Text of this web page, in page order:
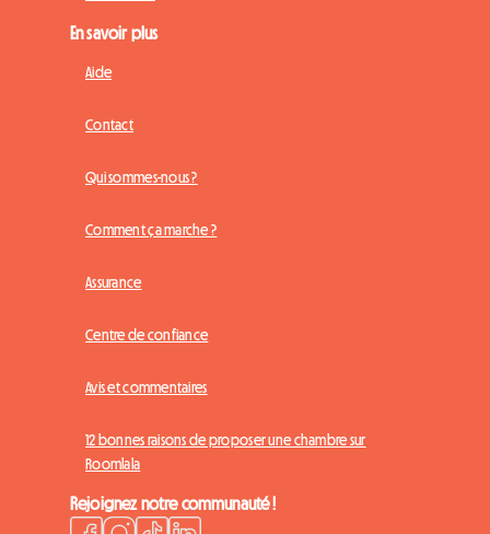
En savoir plus
Aide
Contact
Qui sommes-nous ?
Comment ça marche ?
Assurance
Centre de confiance
Avis et commentaires
12 bonnes raisons de proposer une chambre sur
Roomlala
Rejoignez notre communauté !